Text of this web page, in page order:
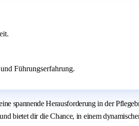
Führungserfahrung.
spannende Herausforderung in der
bietet dir die Chance, in einem